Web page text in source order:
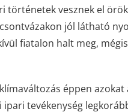
vesznek el
jól látható
fiatalon halt meg,
éppen
tevékenység